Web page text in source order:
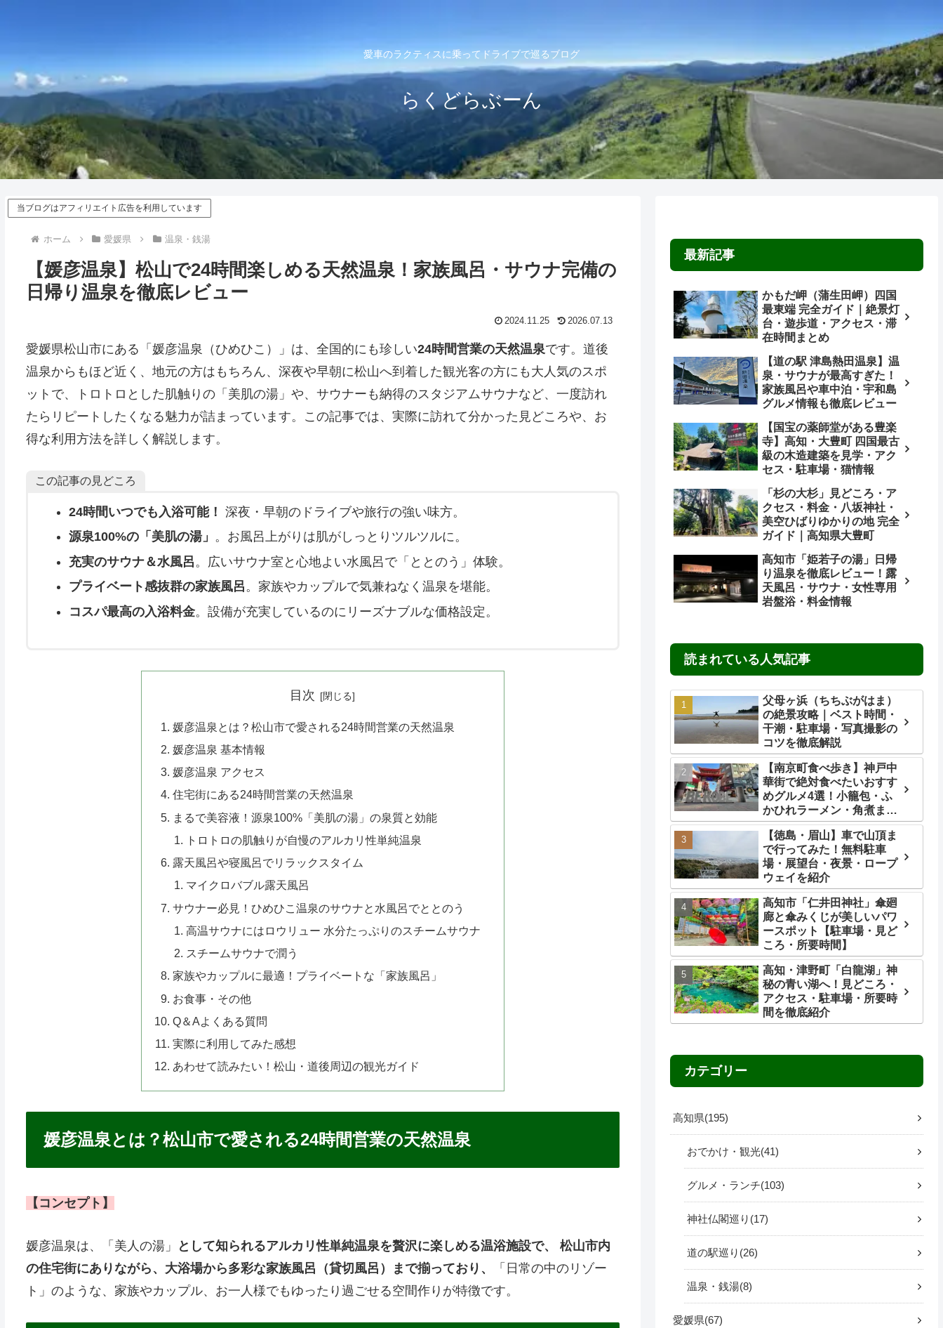
愛車のラクティスに乗ってドライブで巡るブログ
らくどらぶーん
当ブログはアフィリエイト広告を利用しています
ホーム 愛媛県 温泉・銭湯
【媛彦温泉】松山で24時間楽しめる天然温泉！家族風呂・サウナ完備の
日帰り温泉を徹底レビュー
2024.11.25 2026.07.13
愛媛県松山市にある「媛彦温泉（ひめひこ）」は、全国的にも珍しい24時間営業の天然温泉です。道後
温泉からもほど近く、地元の方はもちろん、深夜や早朝に松山へ到着した観光客の方にも大人気のスポ
ットで、トロトロとした肌触りの「美肌の湯」や、サウナーも納得のスタジアムサウナなど、一度訪れ
たらリピートしたくなる魅力が詰まっています。この記事では、実際に訪れて分かった見どころや、お
得な利用方法を詳しく解説します。
この記事の見どころ
24時間いつでも入浴可能！ 深夜・早朝のドライブや旅行の強い味方。
源泉100%の「美肌の湯」 。お風呂上がりは肌がしっとりツルツルに。
充実のサウナ＆水風呂 。広いサウナ室と心地よい水風呂で「ととのう」体験。
プライベート感抜群の家族風呂。家族やカップルで気兼ねなく温泉を堪能。
コスパ最高の入浴料金。設備が充実しているのにリーズナブルな価格設定。
目次
媛彦温泉とは？松山市で愛される24時間営業の天然温泉
媛彦温泉 基本情報
媛彦温泉 アクセス
住宅街にある24時間営業の天然温泉
まるで美容液！源泉100%「美肌の湯」の泉質と効能
トロトロの肌触りが自慢のアルカリ性単純温泉
露天風呂や寝風呂でリラックスタイム
マイクロバブル露天風呂
サウナー必見！ひめひこ温泉のサウナと水風呂でととのう
高温サウナにはロウリュー 水分たっぷりのスチームサウナ
スチームサウナで潤う
家族やカップルに最適！プライベートな「家族風呂」
お食事・その他
Q＆Aよくある質問
実際に利用してみた感想
あわせて読みたい！松山・道後周辺の観光ガイド
媛彦温泉とは？松山市で愛される24時間営業の天然温泉
【コンセプト】
媛彦温泉は、「美人の湯」
として知られるアルカリ性単純温泉を贅沢に楽しめる温浴施設で、 松山市内
の住宅街にありながら、大浴場から多彩な家族風呂（貸切風呂）まで揃っており、
「日常の中のリゾー
ト」のような、家族やカップル、お一人様でもゆったり過ごせる空間作りが特徴です。
最新記事
かもだ岬（蒲生田岬）四国
最東端 完全ガイド｜絶景灯
台・遊歩道・アクセス・滞
在時間まとめ
【道の駅 津島熱田温泉】温
泉・サウナが最高すぎた！
家族風呂や車中泊・宇和島
グルメ情報も徹底レビュー
【国宝の薬師堂がある豊楽
寺】高知・大豊町 四国最古
級の木造建築を見学・アク
セス・駐車場・猫情報
「杉の大杉」見どころ・ア
クセス・料金・八坂神社・
美空ひばりゆかりの地 完全
ガイド｜高知県大豊町
高知市「姫若子の湯」日帰
り温泉を徹底レビュー！露
天風呂・サウナ・女性専用
岩盤浴・料金情報
読まれている人気記事
父母ヶ浜（ちちぶがはま）
の絶景攻略｜ベスト時間・
干潮・駐車場・写真撮影の
コツを徹底解説
【南京町食べ歩き】神戸中
華街で絶対食べたいおすす
めグルメ4選！小籠包・ふ
かひれラーメン・角煮ま
ん・ごま団子を実食レビュ
ー
【徳島・眉山】車で山頂ま
で行ってみた！無料駐車
場・展望台・夜景・ロープ
ウェイを紹介
高知市「仁井田神社」傘廻
廊と傘みくじが美しいパワ
ースポット【駐車場・見ど
ころ・所要時間】
高知・津野町「白龍湖」神
秘の青い湖へ！見どころ・
アクセス・駐車場・所要時
間を徹底紹介
カテゴリー
高知県 195
おでかけ・観光 41
グルメ・ランチ 103
神社仏閣巡り 17
道の駅巡り 26
温泉・銭湯 8
愛媛県 67